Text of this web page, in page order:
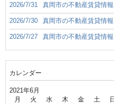
2026/7/31 真岡市の不動産賃貸情
2026/7/30 真岡市の不動産賃貸情
2026/7/27 真岡市の不動産賃貸情
カレンダー
2021年6月
月 火 水 木 金 土 日